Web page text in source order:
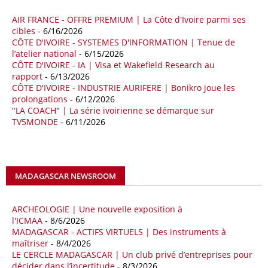
18/04/26 ALGERIE - BP
La multinationale BP signe son retour en Algérie où un permis de
prospection d’hydrocarbures dans le bassin oriental lui a été attribué
par l’Agence nationale pour la valorisation des ressources en
hydrocarbures (ALNAFT). L’information rendue publique mercredi 15
avril par l’institution, intervient dans le cadre de sa politique de relance
de l’exploration. Le périmètre concerné se situe dans une zone de
l’est du pays jugée peu explorée malgré son potentiel. BP pourra y
lancer ses premières opérations de prospection sur le terrain portant
18/04/26 OUGANDA - CITIBANK
américaine Citibank pour arranger la mobilisation des financements
nécessaires à la construction du chemin de fer à écartement standard
(SGR) qui devrait relier la capitale Kampala à la frontière avec le
Kenya, pour un investissement de 2,7 milliards d'euros (3,19 milliards
de dollars). Selon le secrétaire permanent au ministère ougandais des
AIR FRANCE - OFFRE PREMIUM | La Côte d'Ivoire parmi ses
cibles - 6/16/2026
CÔTE D'IVOIRE - SYSTEMES D'INFORMATION | Tenue de
l’atelier national - 6/15/2026
CÔTE D'IVOIRE - IA | Visa et Wakefield Research au
rapport - 6/13/2026
CÔTE D'IVOIRE - INDUSTRIE AURIFERE | Bonikro joue les
prolongations - 6/12/2026
"LA COACH" | La série ivoirienne se démarque sur
TV5MONDE - 6/11/2026
MADAGASCAR NEWSROOM
ARCHEOLOGIE | Une nouvelle exposition à
l'ICMAA - 8/6/2026
MADAGASCAR - ACTIFS VIRTUELS | Des instruments à
maîtriser - 8/4/2026
LE CERCLE MADAGASCAR | Un club privé d’entreprises pour